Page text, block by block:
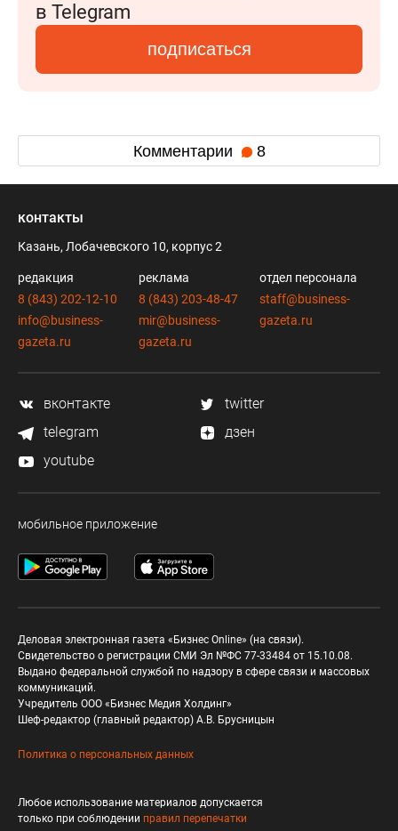
в Telegram
подписаться
Комментарии 8
контакты
Казань, Лобачевского 10, корпус 2
редакция
8 (843) 202-12-10
info@business-
gazeta.ru
реклама
8 (843) 203-48-47
mir@business-
gazeta.ru
отдел персонала
staff@business-
gazeta.ru
вконтакте
twitter
telegram
дзен
youtube
мобильное приложение
Деловая электронная газета «Бизнес Online» (на связи).
Свидетельство о регистрации СМИ Эл №ФС 77-33484 от 15.10.08.
Выдано федеральной службой по надзору в сфере связи и массовых
коммуникаций.
Учредитель ООО «Бизнес Медия Холдинг»
Шеф-редактор (главный редактор) А.В. Брусницын
Политика о персональных данных
Любое использование материалов допускается
только при соблюдении правил перепечатки